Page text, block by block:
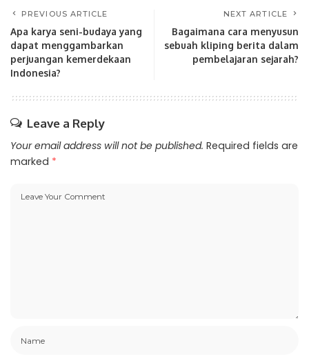
PREVIOUS ARTICLE
Apa karya seni-budaya yang
dapat menggambarkan
perjuangan kemerdekaan
Indonesia?
NEXT ARTICLE
Bagaimana cara menyusun
sebuah kliping berita dalam
pembelajaran sejarah?
Leave a Reply
Your email address will not be published. Required fields are
marked *